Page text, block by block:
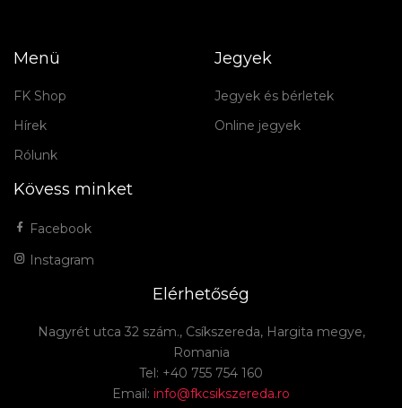
Menü
FK Shop
Hírek
Rólunk
Jegyek
Jegyek és bérletek
Online jegyek
Kövess minket
Facebook
Instagram
Elérhetőség
Nagyrét utca 32 szám., Csíkszereda, Hargita megye,
Romania
Tel: +40 755 754 160
Email: info@fkcsikszereda.ro